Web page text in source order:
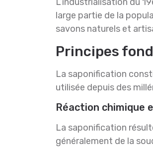
large partie de la
savons naturels et
Principes
La saponification
utilisée depuis des
Réaction chimique
La saponification
généralement de la